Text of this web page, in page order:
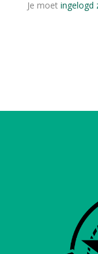
Je moet ingelogd